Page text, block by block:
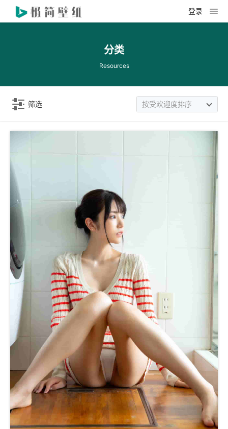
登录
分类
Resources
筛选 按受欢迎度排序